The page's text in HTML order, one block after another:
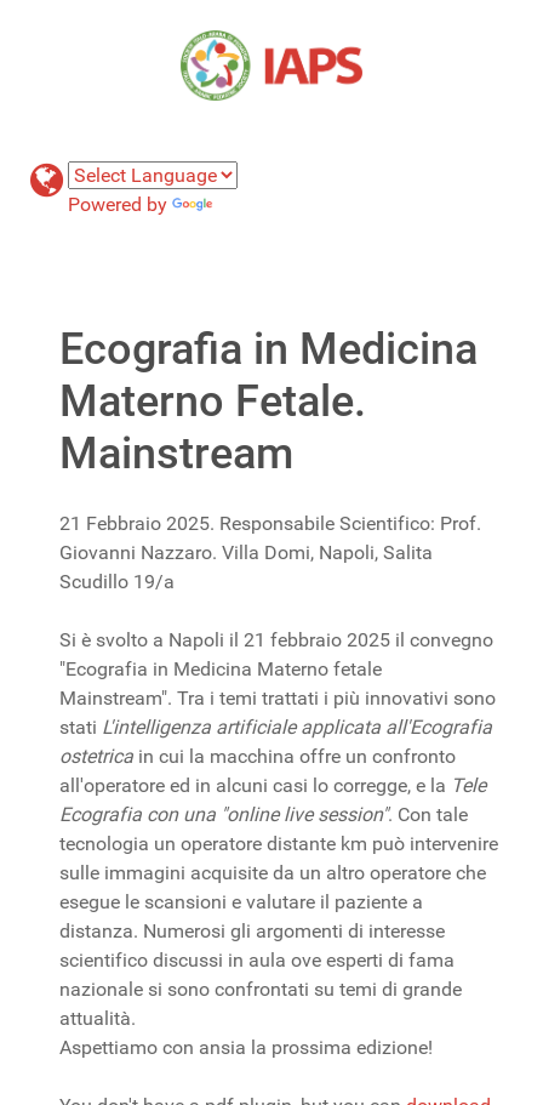
Powered by
Ecografia in Medicina
Materno Fetale.
Mainstream
21 Febbraio 2025. Responsabile Scientifico: Prof.
Giovanni Nazzaro. Villa Domi, Napoli, Salita
Scudillo 19/a
Si è svolto a Napoli il 21 febbraio 2025 il convegno
"Ecografia in Medicina Materno fetale
Mainstream". Tra i temi trattati i più innovativi sono
stati L'intelligenza artificiale applicata all'Ecografia
ostetrica in cui la macchina offre un confronto
all'operatore ed in alcuni casi lo corregge, e la Tele
Ecografia con una "online live session". Con tale
tecnologia un operatore distante km può intervenire
sulle immagini acquisite da un altro operatore che
esegue le scansioni e valutare il paziente a
distanza. Numerosi gli argomenti di interesse
scientifico discussi in aula ove esperti di fama
nazionale si sono confrontati su temi di grande
attualità.
Aspettiamo con ansia la prossima edizione!